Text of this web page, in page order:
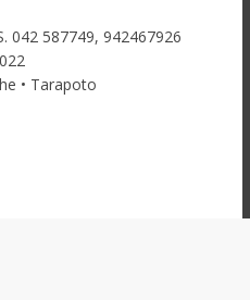
042 587749, 942467926
• Tarapoto